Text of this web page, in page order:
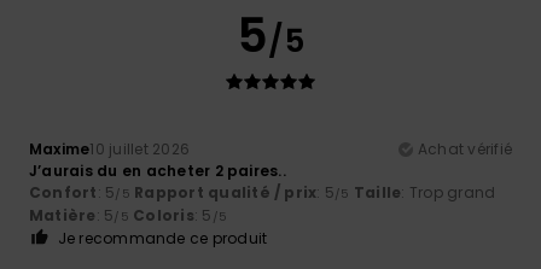
5/5
Maxime10 juillet 2026
Achat vérifié
J’aurais du en acheter 2 paires..
Confort: 5/5 Rapport qualité / prix: 5/5 Taille: Trop grand
Matière: 5/5 Coloris: 5 /5
Je recommande ce produit